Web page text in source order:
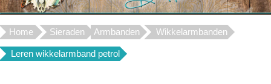
Home Sieraden Armbanden Wikkelarmbanden
Leren wikkelarmband petrol